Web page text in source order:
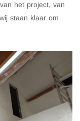
het project, van
staan klaar om